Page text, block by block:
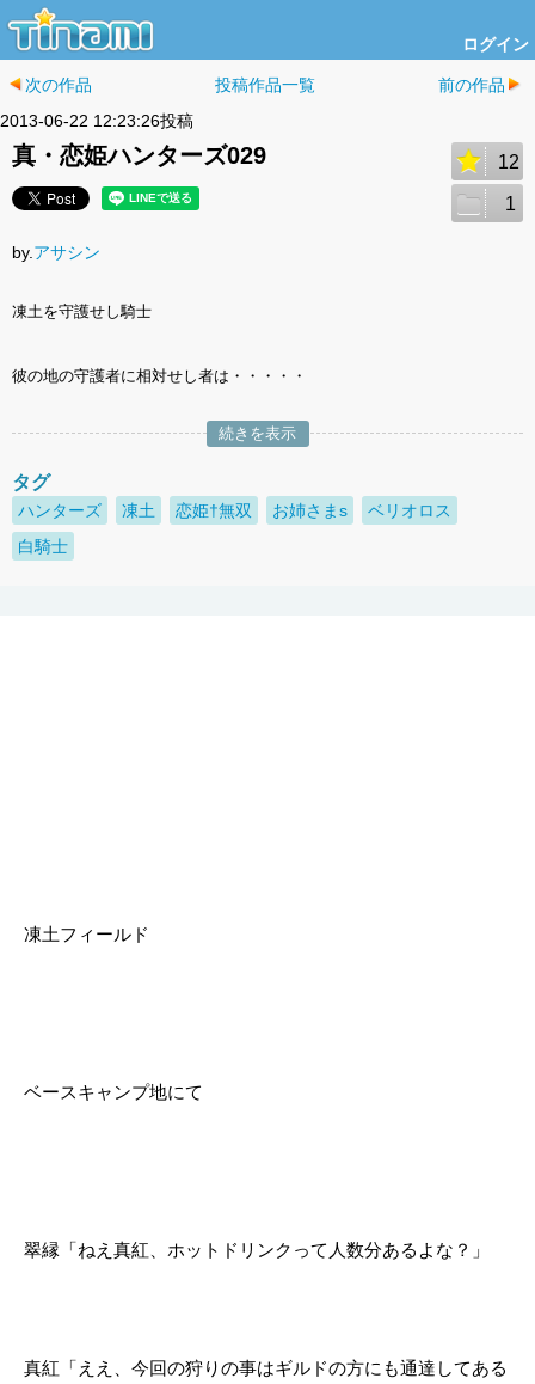
ログイン
次の作品 投稿作品一覧
前の作品
2013-06-22 12:23:26投稿
真・恋姫ハンターズ029 12
1
by. アサシン
凍土を守護せし騎士
彼の地の守護者に相対せし者は・・・・・
続きを表示
タグ
ハンターズ 凍土 恋姫†無双 お姉さまs
ベリオロス
白騎士
凍土フィールド
ベースキャンプ地にて
翠縁「ねえ真紅、ホットドリンクって人数分あるよな？」
真紅「ええ、今回の狩りの事はギルドの方にも通達してある